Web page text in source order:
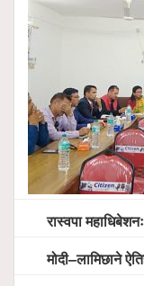
रास्वपा
मोदी–लामिछाने ऐतिहासिक